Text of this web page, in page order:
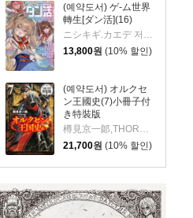
(예약도서) ゲ-ム世界
轉生[ダン活](16)
13,800원 (10% 할인)
(예약도서) オルクセ
ン王國史(7)小冊子付
き特裝版
樽見京一郞,THORES柴本 저
21,700원 (10% 할인)